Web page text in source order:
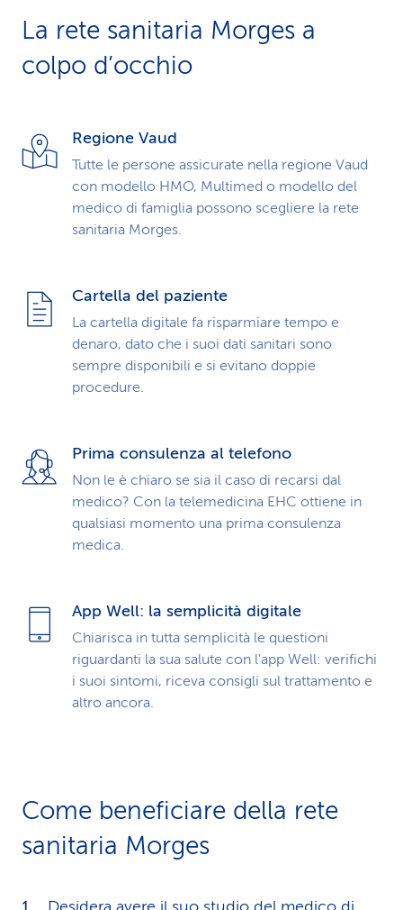
La rete sanitaria Morges a
colpo d’occhio
Regione Vaud
Tutte le persone assicurate nella regione Vaud
con modello HMO, Multimed o modello del
medico di famiglia possono scegliere la rete
sanitaria Morges.
Cartella del paziente
La cartella digitale fa risparmiare tempo e
denaro, dato che i suoi dati sanitari sono
sempre disponibili e si evitano doppie
procedure.
Prima consulenza al telefono
Non le è chiaro se sia il caso di recarsi dal
medico? Con la telemedicina EHC ottiene in
qualsiasi momento una prima consulenza
medica.
App Well: la semplicità digitale
Chiarisca in tutta semplicità le questioni
riguardanti la sua salute con l'app Well: verifichi
i suoi sintomi, riceva consigli sul trattamento e
altro ancora.
Come beneficiare della rete
sanitaria Morges
Desidera avere il suo studio del medico di